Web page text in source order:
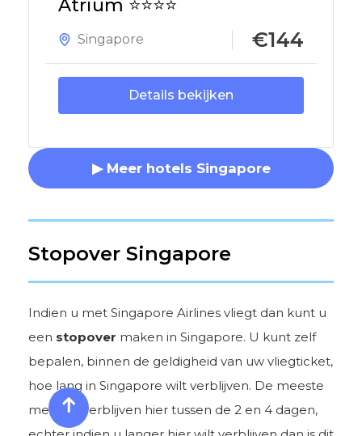
Atrium ⭐⭐⭐⭐
Singapore €144
Details bekijken
▶ Meer hotels Singapore
Stopover Singapore
Indien u met Singapore Airlines vliegt dan kunt u
een stopover maken in Singapore. U kunt zelf
bepalen, binnen de geldigheid van uw vliegticket,
hoe lang in Singapore wilt verblijven. De meeste
mensen verblijven hier tussen de 2 en 4 dagen,